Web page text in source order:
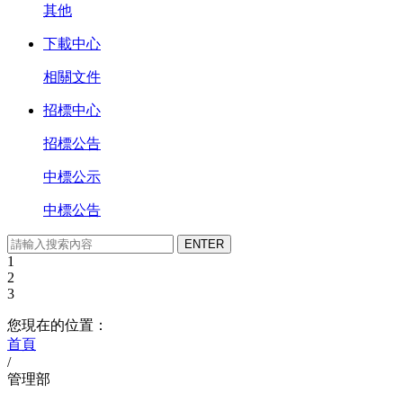
其他
下載中心
相關文件
招標中心
招標公告
中標公示
中標公告
1
2
3
您現在的位置：
首頁
/
管理部